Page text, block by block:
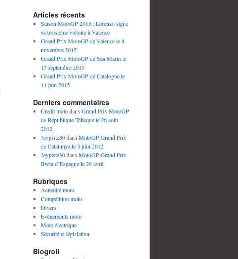
Articles récents
Saison MotoGP 2015 : Lorenzo signe
sa troisième victoire à Valence
Grand Prix MotoGP de Valence le 8
novembre 2015
Grand Prix MotoGP de San Marin le
13 septembre 2015
Grand Prix MotoGP de Catalogne le
14 juin 2015
Derniers commentaires
Credit motodans Grand Prix MotoGP
de République Tchèque le 26 août
2012
Jeypiste30dans MotoGP Grand Prix
de Catalunya le 3 juin 2012
Jeypiste30dans MotoGP Grand Prix
Bwin d’Espagne le 29 avril
Rubriques
Actualité moto
Compétition moto
Divers
Evènements moto
Moto électrique
Sécurité et législation
Blogroll